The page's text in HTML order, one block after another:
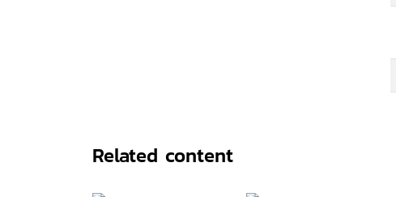
Related content